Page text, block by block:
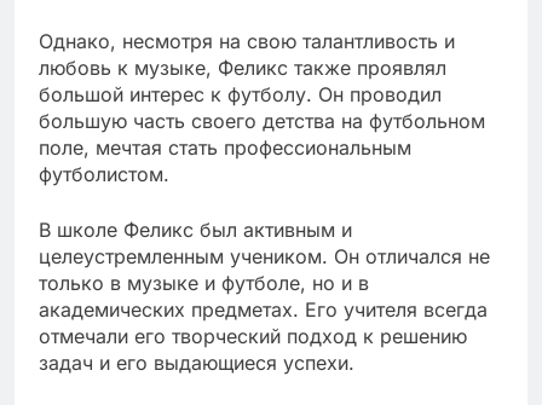
Однако, несмотря на свою талантливость и
любовь к музыке, Феликс также проявлял
большой интерес к футболу. Он проводил
большую часть своего детства на футбольном
поле, мечтая стать профессиональным
футболистом.
В школе Феликс был активным и
целеустремленным учеником. Он отличался не
только в музыке и футболе, но и в
академических предметах. Его учителя всегда
отмечали его творческий подход к решению
задач и его выдающиеся успехи.